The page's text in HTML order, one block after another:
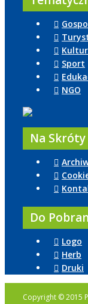
Sport
NGO
Na Skróty
Do
Logo
Herb
Druki
Copyright © 2015